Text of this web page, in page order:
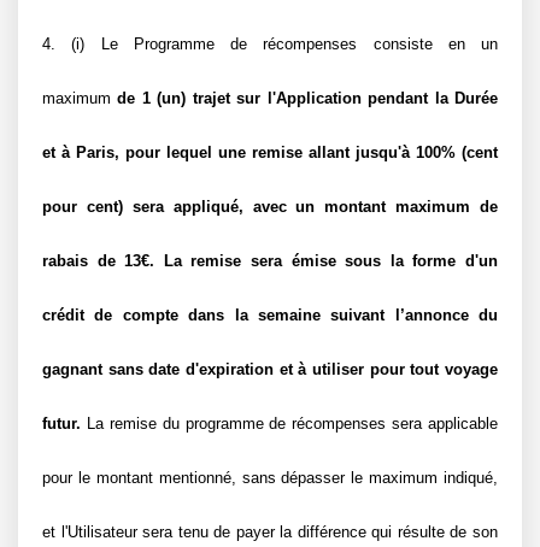
4. (i) Le Programme de récompenses consiste en un
maximum de 1 (un) trajet sur l'Application pendant la Durée
et à Paris, pour lequel une remise allant jusqu'à 100% (cent
pour cent) sera appliqué, avec un montant maximum de
rabais de 13€. La remise sera émise sous la forme d'un
crédit de compte dans la semaine suivant l’annonce du
gagnant sans date d'expiration et à utiliser pour tout voyage
futur. La remise du programme de récompenses sera applicable
pour le montant mentionné, sans dépasser le maximum indiqué,
et l'Utilisateur sera tenu de payer la différence qui résulte de son